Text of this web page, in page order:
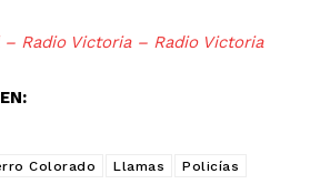
Radio Victoria – Radio Victoria
Colorado Llamas
Policías